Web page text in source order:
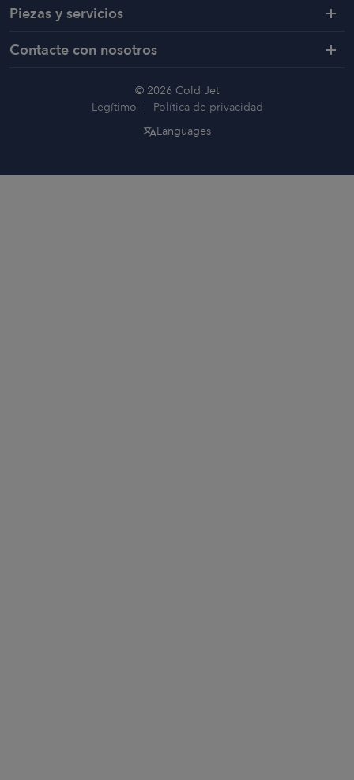
Piezas y servicios
Contacte con nosotros
© 2026 Cold Jet
Legítimo
Política de privacidad
Languages